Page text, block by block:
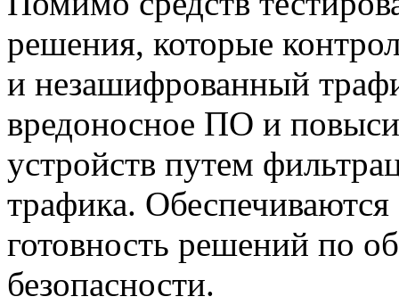
решения, которые
и незашифрованный
вредоносное ПО и
устройств путем
трафика. Обеспечиваются
готовность решений по
безопасности.